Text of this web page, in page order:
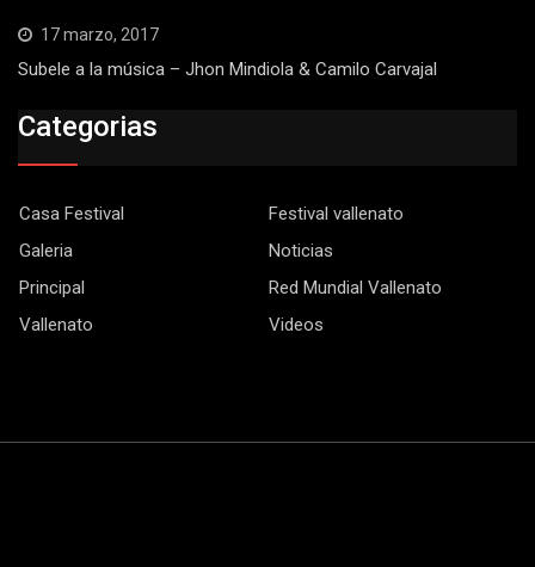
17 marzo, 2017
Subele a la música – Jhon Mindiola & Camilo Carvajal
Categorias
Casa Festival
Festival vallenato
Galeria
Noticias
Principal
Red Mundial Vallenato
Vallenato
Videos